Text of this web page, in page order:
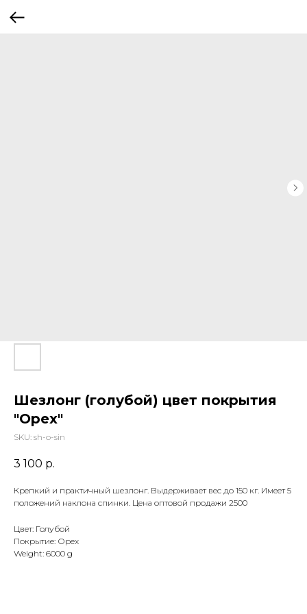
Шезлонг (голубой) цвет покрытия
"Орех"
SKU: sh-o-sin
3 100 р.
Крепкий и практичный шезлонг. Выдерживает вес до 150 кг. Имеет 5
положений наклона спинки. Цена оптовой продажи 2500
Цвет: Голубой
Покрытие: Орех
Weight: 6000 g